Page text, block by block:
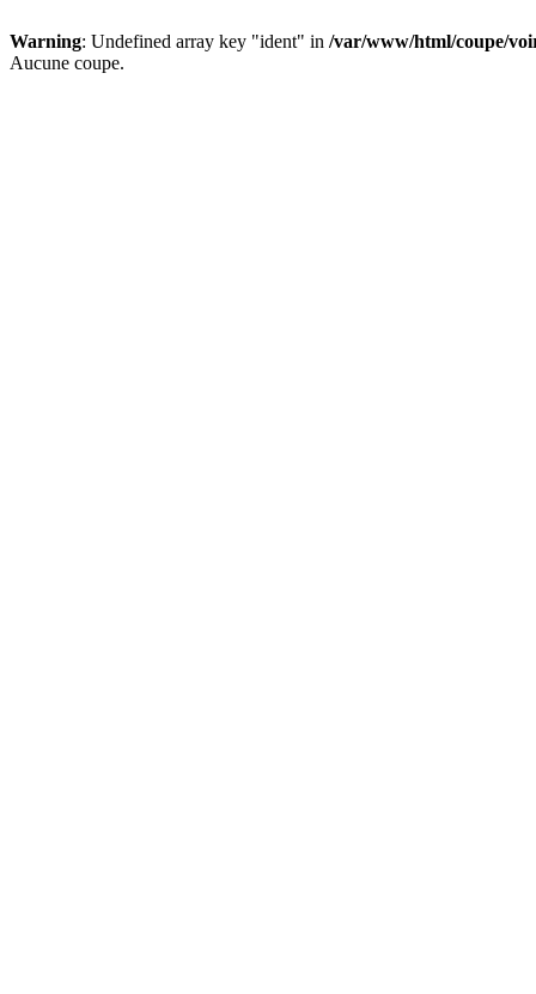
Warning: Undefined array key "ident" in /var/www/html/coupe/
Aucune coupe.